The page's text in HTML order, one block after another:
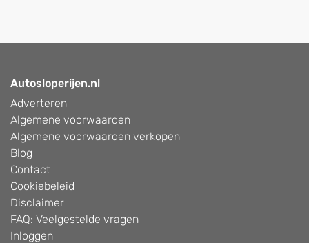
Autosloperijen.nl
Adverteren
Algemene voorwaarden
Algemene voorwaarden verkopen
Blog
Contact
Cookiebeleid
Disclaimer
FAQ: Veelgestelde vragen
Inloggen